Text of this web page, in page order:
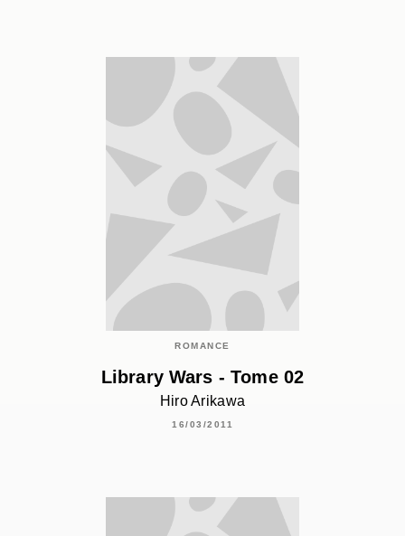
ROMANCE
Library Wars - Tome 02
Hiro Arikawa
16/03/2011